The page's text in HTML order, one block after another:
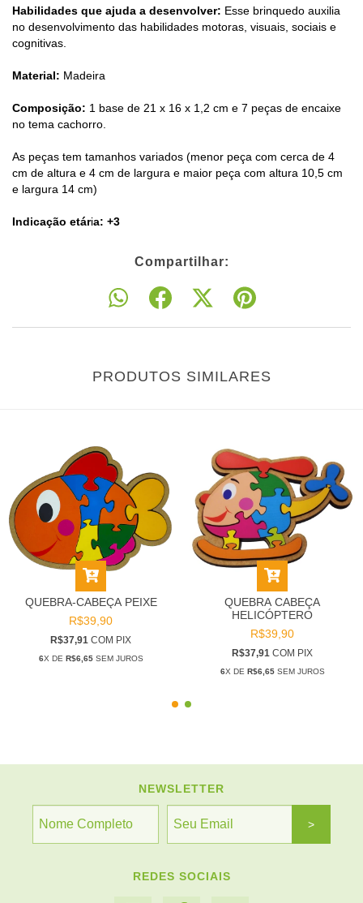
Habilidades que ajuda a desenvolver: Esse brinquedo auxilia
no desenvolvimento das habilidades motoras, visuais, sociais e
cognitivas.
Material: Madeira
Composição: 1 base de 21 x 16 x 1,2 cm e 7 peças de encaixe
no tema cachorro.
As peças tem tamanhos variados (menor peça com cerca de 4
cm de altura e 4 cm de largura e maior peça com altura 10,5 cm
e largura 14 cm)
Indicação etária: +3
Compartilhar:
PRODUTOS SIMILARES
QUEBRA-CABEÇA PEIXE
R$39,90
R$37,91 COM PIX
6X DE R$6,65SEM JUROS
QUEBRA CABEÇA
HELICÓPTERO
R$39,90
R$37,91 COM PIX
6X DE R$6,65SEM JUROS
NEWSLETTER
REDES SOCIAIS